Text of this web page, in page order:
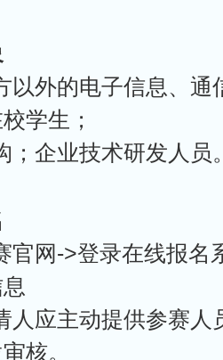
以外的电子信息、通
学生；
；企业技术研发人员
官网->登录在线报名
人应主动提供参赛人
核。